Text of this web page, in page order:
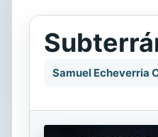
Samuel Echeverria